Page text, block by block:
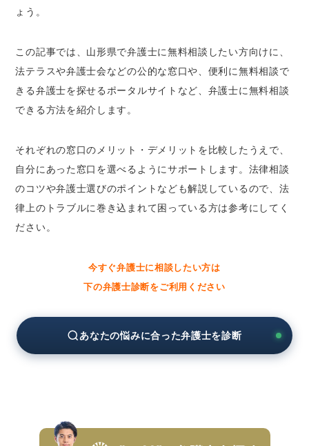
山形県弁護士会
市区町村の法律相談窓口
日弁連交通事故相談センター
山形県で離婚問題を相談する弁護士を探すな
ら「ベンナビ離婚」
山形県で刑事事件を相談する弁護士を探すな
ら「ベンナビ刑事事件」
山形県で相続問題を相談する弁護士を探すな
ら「ベンナビ相続」
すなら「ベンナビ交通事故」
山形県で労働問題を相談する弁護士を探すな
ら「ベンナビ労働問題」
「ベンナビIT」
ょう。
この記事では、 山形県で弁護士に無料相談したい方向けに、
法テラスや弁護士会などの公的な窓口や、便利に無料相談で
きる弁護士を探せるポータルサイトなど、弁護士に無料相談
できる方法を紹介します。
それぞれの窓口のメリット・デメリットを比較したうえで、
自分にあった窓口を選べるようにサポート します。法律相談
のコツや弁護士選びのポイントなども解説しているので、法
律上のトラブルに巻き込まれて困っている方は参考にしてく
ださい。
今すぐ弁護士に相談したい方は
下の弁護士診断をご利用ください
あなたの悩みに合った弁護士を診断